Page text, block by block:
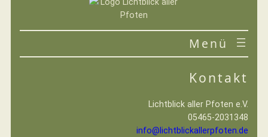
VEREIN
IHRE HILFE
Kontakt
Lichtblick aller Pfoten e.V.
05465-2031348
info@lichtblickallerpfoten.de